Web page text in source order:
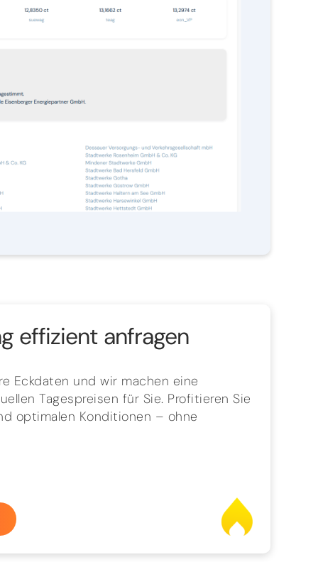
effizient anfragen
Eckdaten und wir machen eine
Tagespreisen für Sie. Profitieren Sie
optimalen Konditionen – ohne